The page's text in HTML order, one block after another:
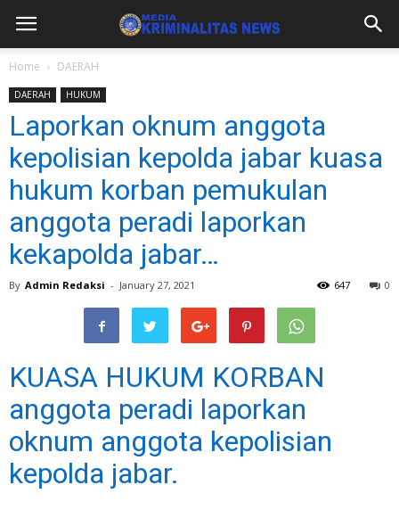
Home DAERAH
DAERAH HUKUM
Laporkan oknum anggota
kepolisian kepolda jabar kuasa
hukum korban pemukulan
anggota peradi laporkan
kekapolda jabar…
By Admin Redaksi - January 27, 2021 0
647
KUASA HUKUM KORBAN
anggota peradi laporkan
oknum anggota kepolisian
kepolda jabar.